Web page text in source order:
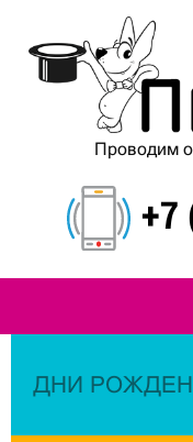
Проводим
+7
ДНИ